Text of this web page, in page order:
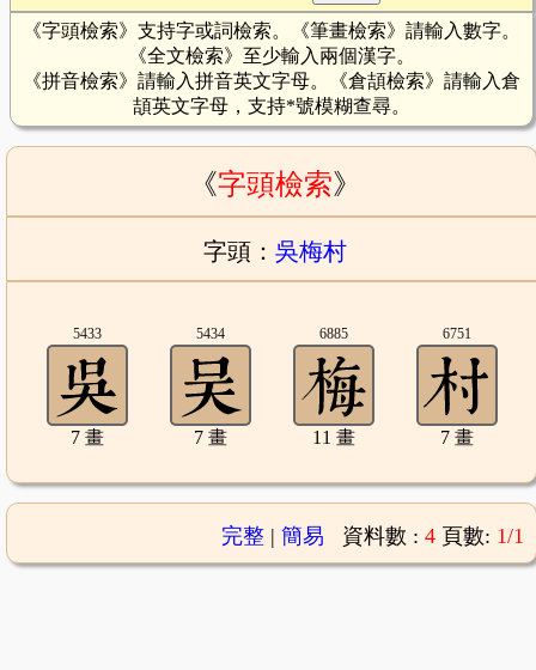
《字頭檢索》支持字或詞檢索。《筆畫檢索》請輸入數字。
《全文檢索》至少輸入兩個漢字。
《拼音檢索》請輸入拼音英文字母。《倉頡檢索》請輸入倉
頡英文字母，支持*號模糊查尋。
《字頭檢索》
字頭： 吳梅村
5433
7 畫
5434
7 畫
6885
11 畫
6751
7 畫
完整| 簡易 資料數 : 4 頁數: 1/1